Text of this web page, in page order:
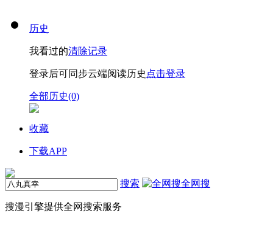
历史
我看过的清除记录
登录后可同步云端阅读历史 点击登录
全部历史(0)
收藏
下载APP
搜索 全网搜
搜漫引擎提供全网搜索服务